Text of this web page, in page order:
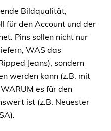
Bildqualität,
für den Account und der
Pins sollen nicht nur
WAS das
Jeans), sondern
werden kann (z.B. mit
es für den
ist (z.B. Neuester